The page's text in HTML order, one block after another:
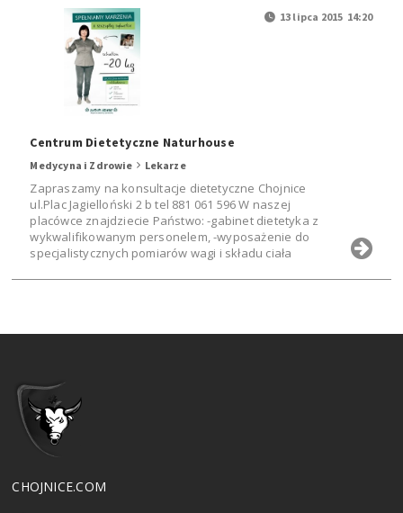
13 lipca 2015 14:20
Centrum Dietetyczne Naturhouse
Medycyna i Zdrowie Lekarze
Zapraszamy na konsultacje dietetyczne Chojnice
ul.Plac Jagielloński 2 b tel 881 061 596 W naszej
placówce znajdziecie Państwo: -gabinet dietetyka z
wykwalifikowanym personelem, -wyposażenie do
specjalistycznych pomiarów wagi i składu ciała
CHOJNICE.COM